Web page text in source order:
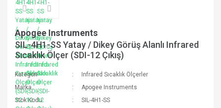
Apogee Instruments
SIL-4H1-SS Yatay / Dikey Görüş Alanlı Infrared
Sıcaklık Ölçer (SDI-12 Çıkış)
Kategori
Infrared Sıcaklık Ölçerler
Marka
Apogee Instruments
Stok Kodu
SIL-4H1-SS